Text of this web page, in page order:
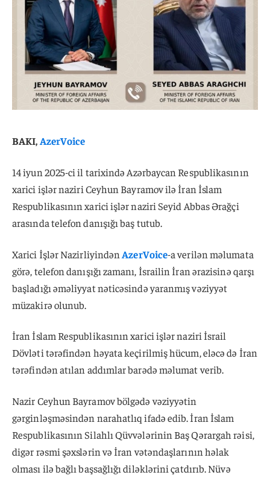
BAKI,AzerVoice
14 iyun 2025-ci il tarixində Azərbaycan Respublikasının
xarici işlər naziri Ceyhun Bayramov ilə İran İslam
Respublikasının xarici işlər naziri Seyid Abbas Ərağçi
arasında telefon danışığı baş tutub.
Xarici İşlər NazirliyindənAzerVoice-a verilən məlumata
görə, telefon danışığı zamanı, İsrailin İran ərazisinə qarşı
başladığı əməliyyat nəticəsində yaranmış vəziyyət
müzakirə olunub.
İran İslam Respublikasının xarici işlər naziri İsrail
Dövləti tərəfindən həyata keçirilmiş hücum, eləcə də İran
tərəfindən atılan addımlar barədə məlumat verib.
Nazir Ceyhun Bayramov bölgədə vəziyyətin
gərginləşməsindən narahatlıq ifadə edib. İran İslam
Respublikasının Silahlı Qüvvələrinin Baş Qərargah rəisi,
digər rəsmi şəxslərin və İran vətəndaşlarının həlak
olması ilə bağlı başsağlığı diləklərini çatdırıb. Nüvə